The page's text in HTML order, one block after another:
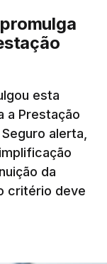
esta
a Prestação
alerta,
da
critério deve